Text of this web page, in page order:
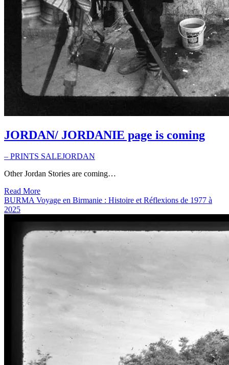
JORDAN/ JORDANIE page is coming
– PRINTS SALEJORDAN
Other Jordan Stories are coming…
Read More
BURMA Voyage en Birmanie : Histoire et Réflexions de 1977 à
2025